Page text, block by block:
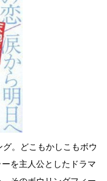
。どこもかしこもボウ
を主人公としたドラマ